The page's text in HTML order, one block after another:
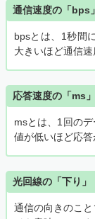
通信速度の「bps
bpsとは、1秒間
大きいほど通信速
応答速度の「ms
msとは、1回の
値が低いほど応答
光回線の「下り」
通信の向きのこ